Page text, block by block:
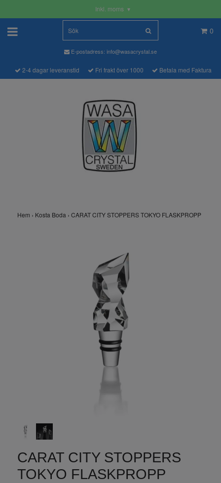
Inkl. moms ▾
0
E-postadress: info@wasacrystal.se
2-4 dagar leveranstid Fri frakt över 1000 Betala med Faktura
Hem › Kosta Boda › CARAT CITY STOPPERS TOKYO FLASKPROPP
CARAT CITY STOPPERS
TOKYO FLASKPROPP